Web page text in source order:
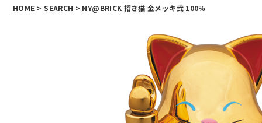
HOME > SEARCH > NY@BRICK 招き猫 金メッキ弐 100％